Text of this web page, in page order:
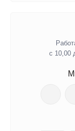
с 10,00